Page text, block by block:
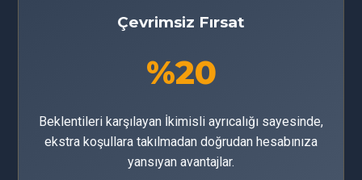
Çevrimsiz Fırsat
%20
Beklentileri karşılayan İkimisli ayrıcalığı sayesinde,
ekstra koşullara takılmadan doğrudan hesabınıza
yansıyan avantajlar.